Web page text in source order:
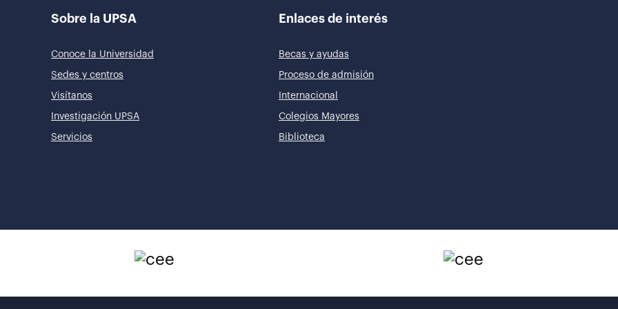
Sobre la UPSA
Conoce la Universidad
Sedes y centros
Visítanos
Investigación UPSA
Servicios
Enlaces de interés
Becas y ayudas
Proceso de admisión
Internacional
Colegios Mayores
Biblioteca